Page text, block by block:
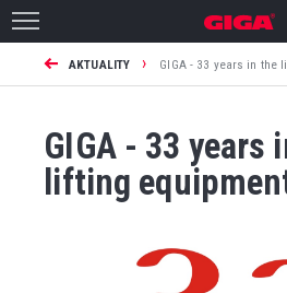
AKTUALITY › GIGA - 33 years in the
GIGA - 33 years
lifting